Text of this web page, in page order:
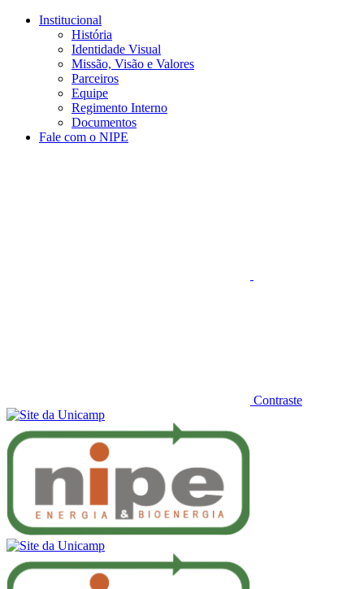
Conteúdo principal
Institucional
História
Identidade Visual
Missão, Visão e Valores
Parceiros
Equipe
Regimento Interno
Documentos
Fale com o NIPE
Contraste